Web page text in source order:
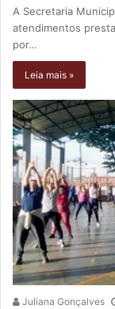
A Secretaria
atendimentos
por…
Leia mais »
Juliana Gonçalves